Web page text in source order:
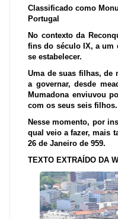
Classificado como
Portugal
No contexto da
fins do século IX, a um
se estabelecer.
Uma de suas filhas, de
a governar, desde
Mumadona enviuvou
com os seus seis filhos.
Nesse momento, por
qual veio a fazer, mais
26 de Janeiro de 959.
TEXTO EXTRAÍDO DA